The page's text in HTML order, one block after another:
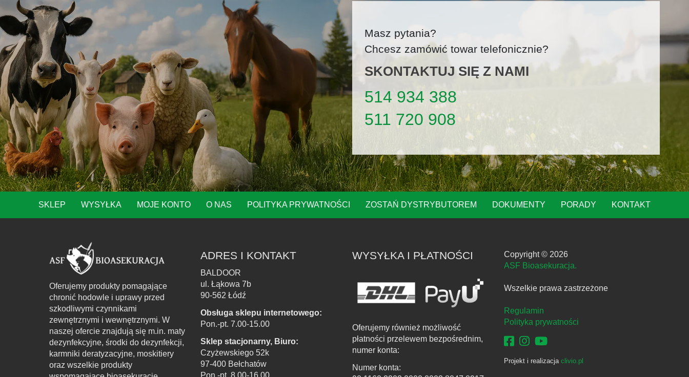
Masz pytania?
Chcesz zamówić towar telefonicznie?
SKONTAKTUJ SIĘ Z NAMI
514 934 388
511 720 908
SKLEP WYSYŁKA MOJE KONTO O NAS POLITYKA PRYWATNOŚCI ZOSTAŃ DYSTRYBUTOREM DOKUMENTY PORADY KONTAKT
Oferujemy produkty pomagające
chronić hodowle i uprawy przed
szkodliwymi czynnikami
zewnętrznymi i wewnętrznymi. W
naszej ofercie znajdują się m.in. maty
dezynfekcyjne, środki do dezynfekcji,
karmniki deratyzacyjne, moskitiery
oraz wszelkie produkty
ADRES I KONTAKT
BALDOOR
ul. Łąkowa 7b
90-562 Łódź
Obsługa sklepu internetowego:
Pon.-pt. 7.00-15.00
Sklep stacjonarny, Biuro:
Czyżewskiego 52k
97-400 Bełchatów
Pon.-pt. 8.00-16.00
WYSYŁKA I PŁATNOŚCI
Oferujemy również możliwość
płatności przelewem bezpośrednim,
numer konta:
Numer konta:
Copyright © 2026
ASF Bioasekuracja.
Wszelkie prawa zastrzeżone
Regulamin
Polityka prywatności
Projekt i realizacja clivio.pl